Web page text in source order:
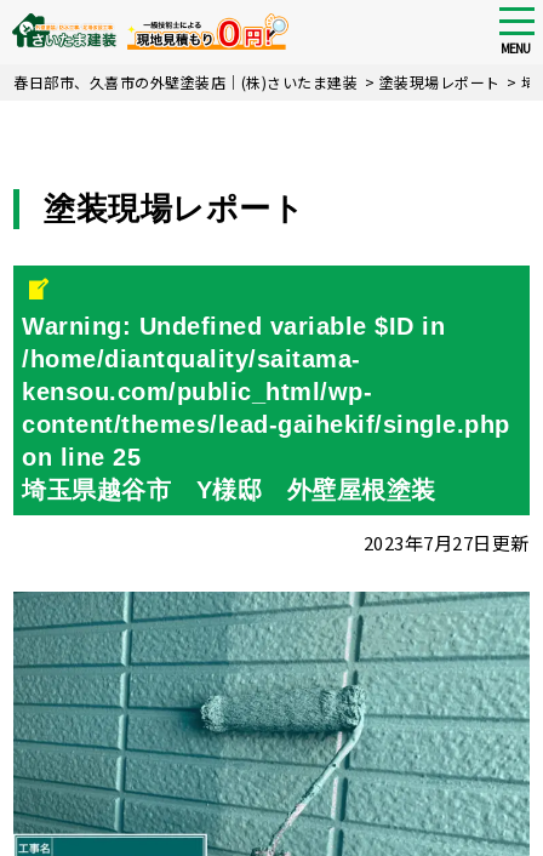
Skip
MENU
春日部市、久喜市の外壁塗装店｜(株)さいたま建装 > 塗装現場レポート >埼
塗装現場レポート
Warning: Undefined variable $ID in
/home/diantquality/saitama-
kensou.com/public_html/wp-
content/themes/lead-gaihekif/single.php
on line25
埼玉県越谷市 Y様邸 外壁屋根塗装
2023年7月27日更新